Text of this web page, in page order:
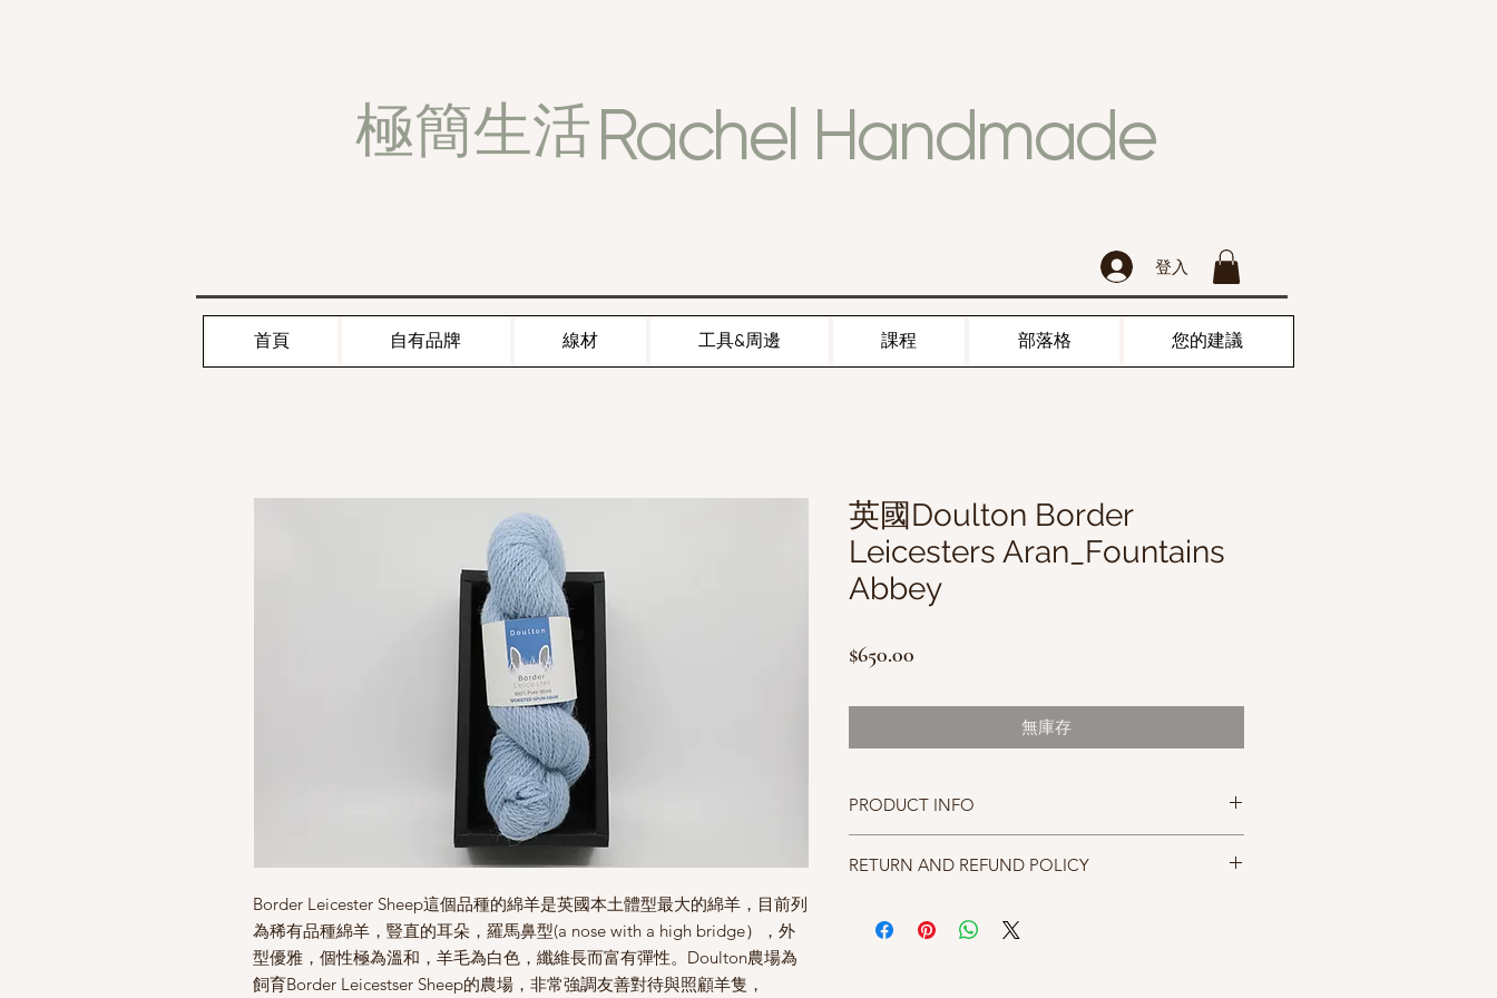
極簡生活Rachel Handmade
登入
首頁 自有品牌 線材 工具&周邊 課程 部落格 您的建議
Border Leicester Sheep這個品種的綿羊是英國本土體型最大的綿羊，目前列
為稀有品種綿羊，豎直的耳朵，羅馬鼻型(a nose with a high bridge），外
型優雅，個性極為溫和，羊毛為白色，纖維長而富有彈性。Doulton農場為
飼育Border Leicestser Sheep的農場，非常強調友善對待與照顧羊隻，
英國Doulton Border
Leicesters Aran_Fountains
Abbey
$650.00
無庫存
PRODUCT INFO
碼重 100g/175mm
RETURN AND REFUND POLICY
仔細斟酌，因數量有限，售出後無法退換，敬請見諒。